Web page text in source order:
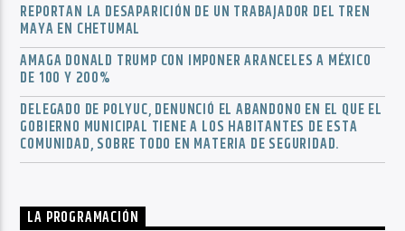
REPORTAN LA DESAPARICIÓN DE UN TRABAJADOR DEL TREN
MAYA EN CHETUMAL
AMAGA DONALD TRUMP CON IMPONER ARANCELES A MÉXICO
DE 100 Y 200%
DELEGADO DE POLYUC, DENUNCIÓ EL ABANDONO EN EL QUE EL
GOBIERNO MUNICIPAL TIENE A LOS HABITANTES DE ESTA
COMUNIDAD, SOBRE TODO EN MATERIA DE SEGURIDAD.
LA PROGRAMACIÓN